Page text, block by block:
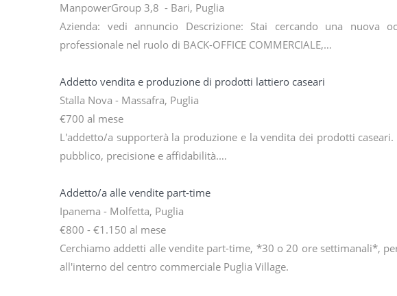
ManpowerGroup 3,8 - Bari, Puglia
Azienda: vedi annuncio Descrizione: Stai cercando una nuova
professionale nel ruolo di BACK-OFFICE COMMERCIALE,…
Addetto vendita e produzione di prodotti lattiero caseari
Stalla Nova - Massafra, Puglia
€700 al mese
L'addetto/a supporterà la produzione e la vendita dei prodotti
pubblico, precisione e affidabilità.…
Addetto/a alle vendite part-time
Ipanema - Molfetta, Puglia
€800 - €1.150 al mese
Cerchiamo addetti alle vendite part-time, *30 o 20 ore settimanali*,
all'interno del centro commerciale Puglia Village.